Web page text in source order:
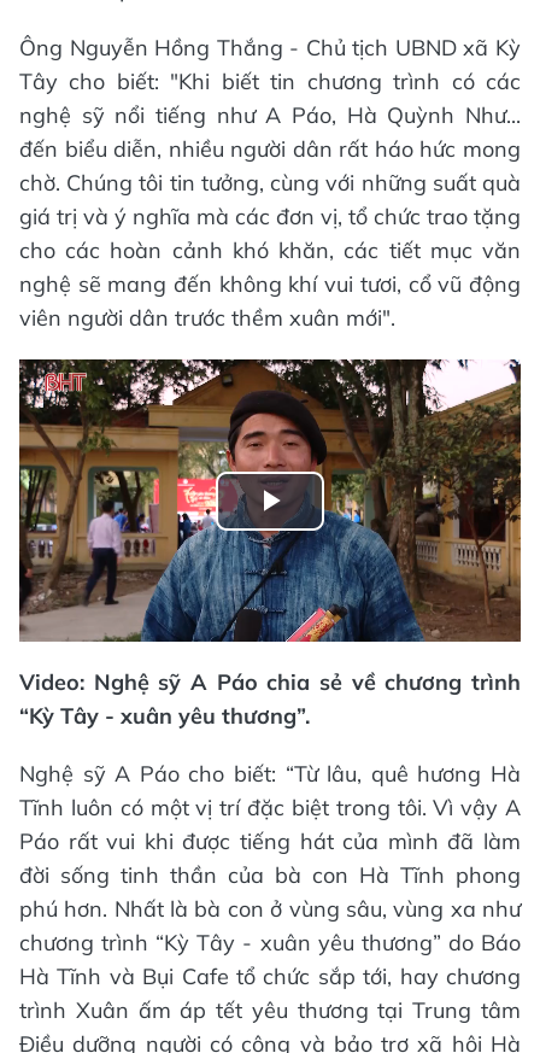
Ông Nguyễn Hồng Thắng - Chủ tịch UBND xã Kỳ
Tây cho biết: "Khi biết tin chương trình có các
nghệ sỹ nổi tiếng như A Páo, Hà Quỳnh Như...
đến biểu diễn, nhiều người dân rất háo hức mong
chờ. Chúng tôi tin tưởng, cùng với những suất quà
giá trị và ý nghĩa mà các đơn vị, tổ chức trao tặng
cho các hoàn cảnh khó khăn, các tiết mục văn
nghệ sẽ mang đến không khí vui tươi, cổ vũ động
viên người dân trước thềm xuân mới".
Play
Video
Video: Nghệ sỹ A Páo chia sẻ về chương trình
“Kỳ Tây - xuân yêu thương”.
Nghệ sỹ A Páo cho biết: “Từ lâu, quê hương Hà
Tĩnh luôn có một vị trí đặc biệt trong tôi. Vì vậy A
Páo rất vui khi được tiếng hát của mình đã làm
đời sống tinh thần của bà con Hà Tĩnh phong
phú hơn. Nhất là bà con ở vùng sâu, vùng xa như
chương trình “Kỳ Tây - xuân yêu thương” do Báo
Hà Tĩnh và Bụi Cafe tổ chức sắp tới, hay chương
trình Xuân ấm áp tết yêu thương tại Trung tâm
Điều dưỡng người có công và bảo trợ xã hội Hà